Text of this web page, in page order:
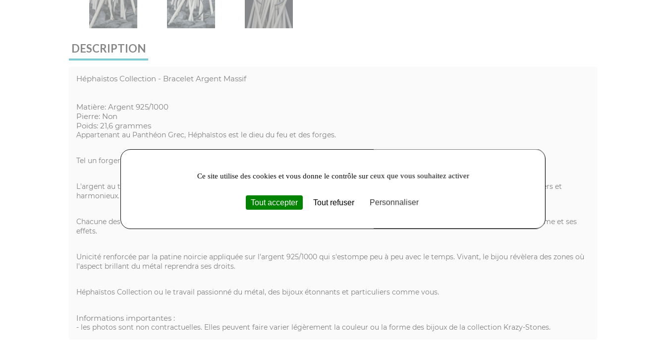
DESCRIPTION
Héphaïstos Collection - Bracelet Argent Massif
Matière: Argent 925/1000
Pierre: Non
Poids: 21,6 grammes
Appartenant au Panthéon Grec, Héphaïstos est le dieu du feu et des forges.
Tel un forgeron, Anthony Barrouyer fond le métal, modèle son bijou, le martelant, le creusant, le plissant.
L'argent au titre légal 925/1000 subit un traitement brutal, rude, le résultat après polissage des bagues, bracelets, colliers, bruts, singuliers et
harmonieux.
Chacune des pièces (krazy stones) est travaillées à la main, une par une, votre futur bijou forgé de style antique est unique de par sa forme et ses
effets.
Unicité renforcée par la patine noircie appliquée sur l'argent 925/1000 qui s'estompe peu à peu avec le temps. Vivant, le bijou révèlera des zones où
l'aspect brillant du métal reprendra ses droits.
Héphaïstos Collection ou le travail passionné du métal, des bijoux étonnants et particuliers comme vous.
Informations importantes :
- les photos sont non contractuelles. Elles peuvent faire varier légèrement la couleur ou la forme des bijoux de la collection Krazy-Stones.
Ce site utilise des cookies et vous donne le contrôle sur ceux que vous souhaitez activer
Tout accepter Tout refuser Personnaliser